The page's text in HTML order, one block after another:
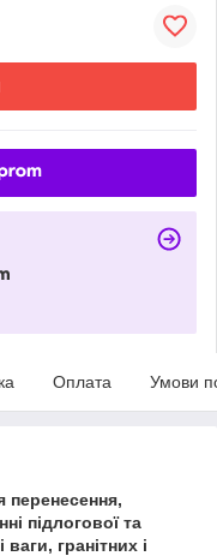
Оплата Умови
перенесення,
підлогової та
гранітних і